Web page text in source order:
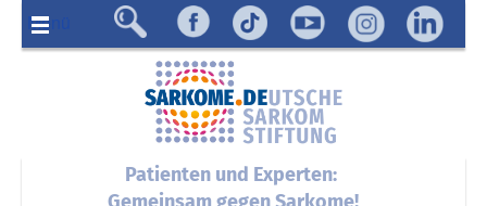
Menü
Patienten und Experten: